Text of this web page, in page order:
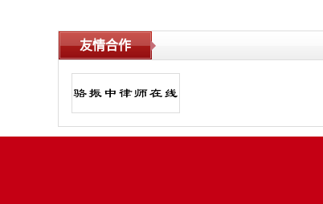
友情合作